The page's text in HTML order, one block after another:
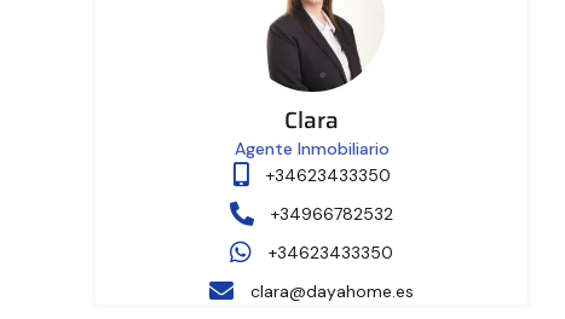
Clara
Agente Inmobiliario
+34623433350
+34966782532
+34623433350
clara@dayahome.es